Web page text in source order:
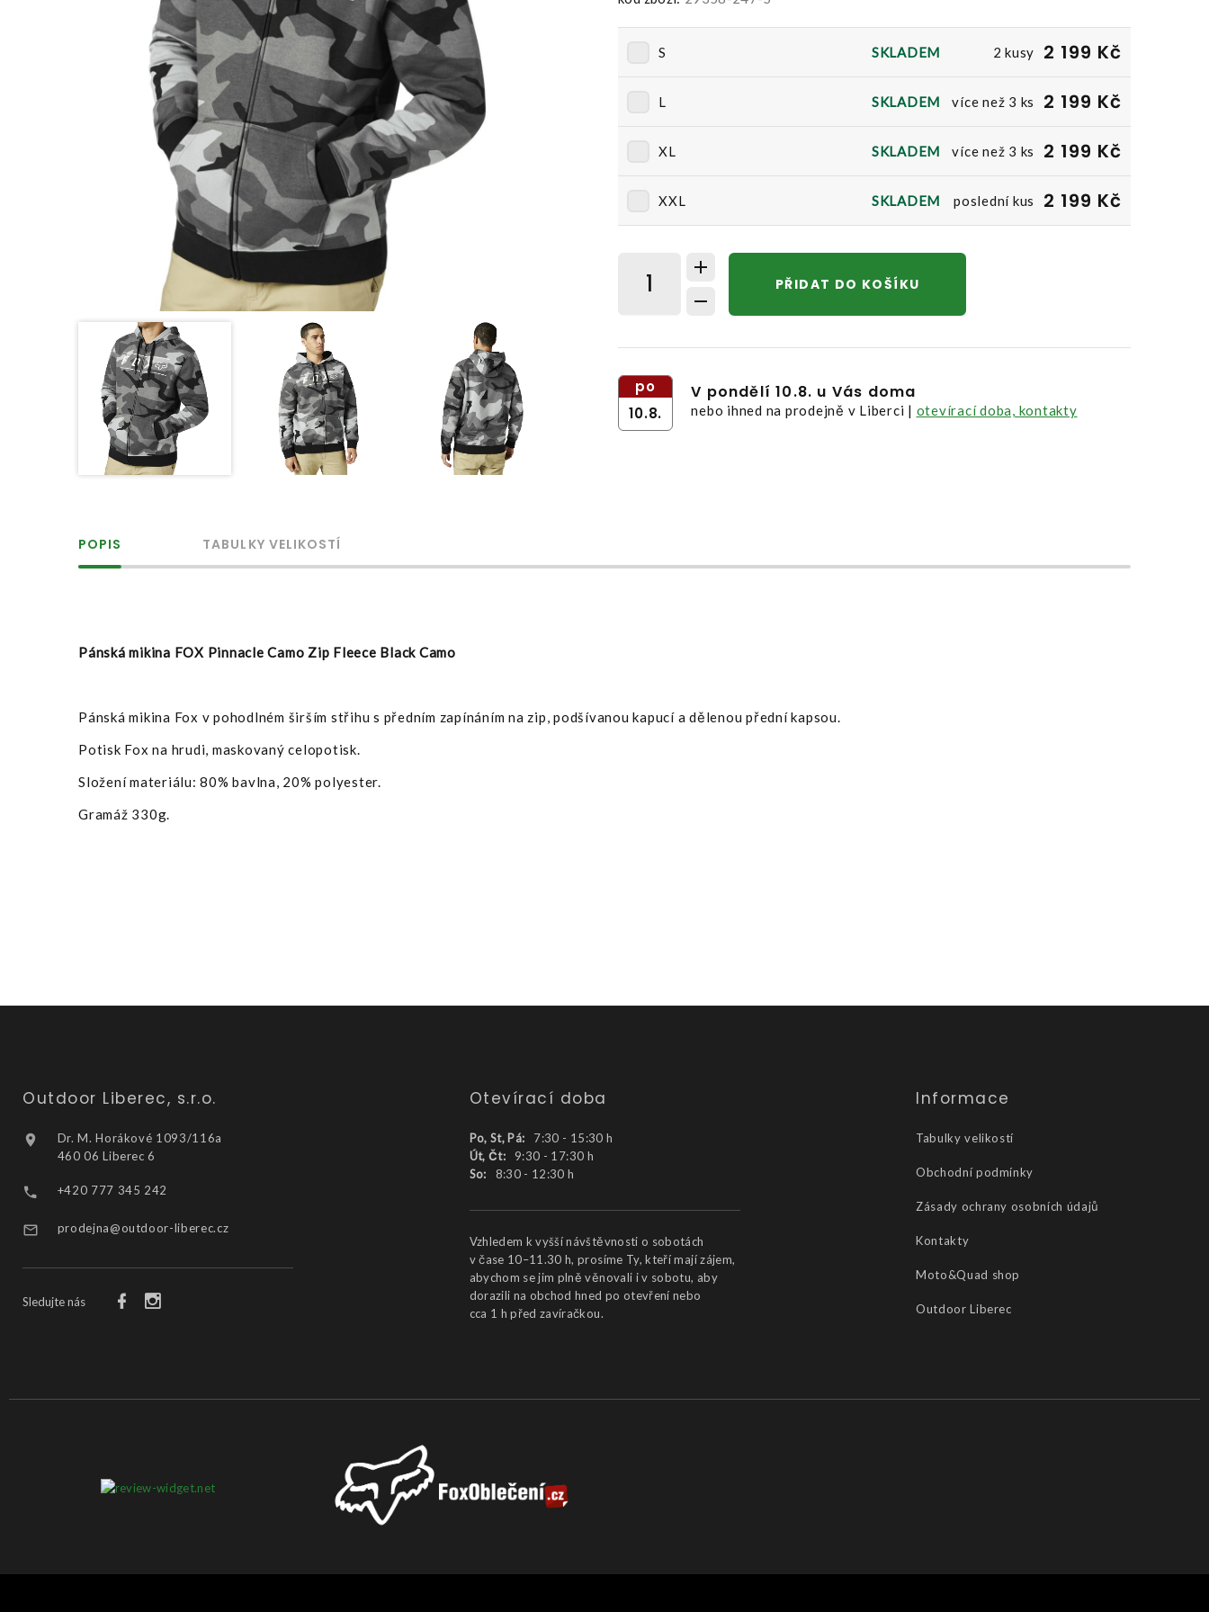
S SKLADEM 2 kusy 2 199 Kč
L SKLADEM více než 3 ks 2 199 Kč
XL SKLADEM více než 3 ks 2 199 Kč
XXL SKLADEM poslední kus 2 199 Kč
PŘIDAT DO KOŠÍKU
po
10.8.
V pondělí 10.8. u Vás doma
nebo ihned na prodejně v Liberci | otevírací doba, kontakty
POPIS TABULKY VELIKOSTÍ
Pánská mikina FOX Pinnacle Camo Zip Fleece Black Camo
Pánská mikina Fox v pohodlném širším střihu s předním zapínáním na zip, podšívanou kapucí a dělenou přední kapsou.
Potisk Fox na hrudi, maskovaný celopotisk.
Složení materiálu: 80% bavlna, 20% polyester.
Gramáž 330g.
Outdoor Liberec, s.r.o.
Dr. M. Horákové 1093/116a
460 06 Liberec 6
+420 777 345 242
prodejna@outdoor-liberec.cz
Sledujte nás
Otevírací doba
Po, St, Pá:
7:30 - 15:30 h
Út, Čt: 9:30 - 17:30 h
So: 8:30 - 12:30 h
Vzhledem k vyšší návštěvnosti o sobotách
v čase 10–11.30 h, prosíme Ty, kteří mají zájem,
abychom se jim plně věnovali i v sobotu, aby
dorazili na obchod hned po otevření nebo
cca 1 h před zavíračkou.
Informace
Tabulky velikostí
Obchodní podmínky
Zásady ochrany osobních údajů
Kontakty
Moto&Quad shop
Outdoor Liberec